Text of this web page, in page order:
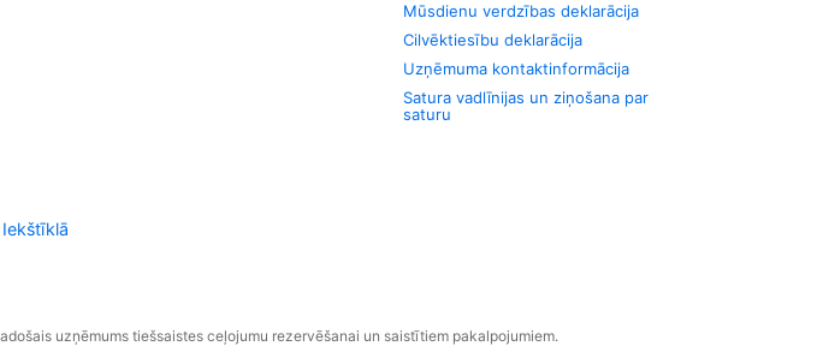
Mūsdienu verdzības deklarācija
Cilvēktiesību deklarācija
Uzņēmuma kontaktinformācija
Satura vadlīnijas un ziņošana par
saturu
uzņēmums tiešsaistes ceļojumu rezervēšanai un saistītiem pakalpojumiem.